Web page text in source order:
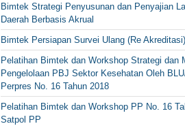
Bimtek Strategi Penyusunan dan Penyajian
Daerah Berbasis Akrual
Bimtek Persiapan Survei Ulang (Re
Pelatihan Bimtek dan Workshop Strategi dan
Pengelolaan PBJ Sektor Kesehatan Oleh
Perpres No. 16 Tahun 2018
Pelatihan Bimtek dan Workshop PP No. 16
Satpol PP